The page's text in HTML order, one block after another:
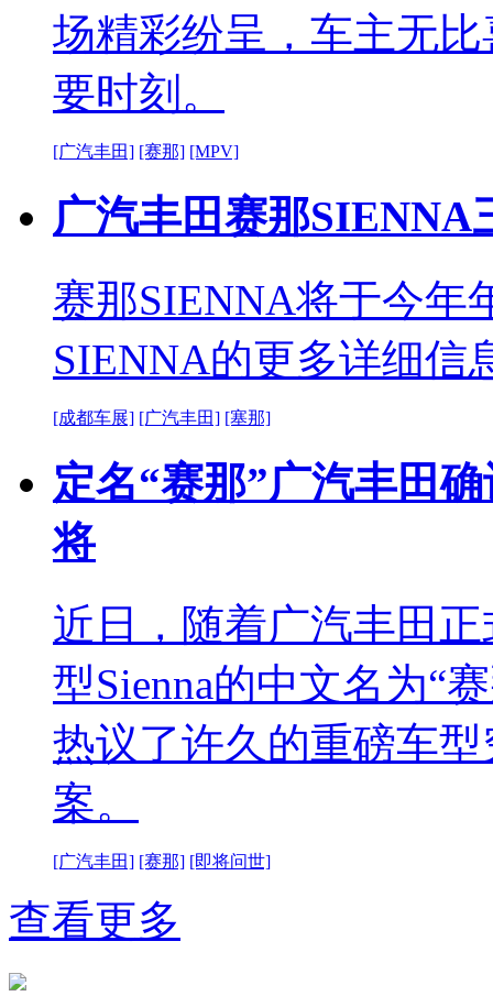
场精彩纷呈，车主无
要时刻。
[广汽丰田] [赛那] [MPV]
广汽丰田赛那SIENNA
赛那SIENNA将于今年
SIENNA的更多详细信
[成都车展] [广汽丰田] [塞那]
定名“赛那”广汽丰田
将
近日，随着广汽丰田
型Sienna的中文名为“
热议了许久的重磅车
案。
[广汽丰田] [赛那] [即将问世]
查看更多